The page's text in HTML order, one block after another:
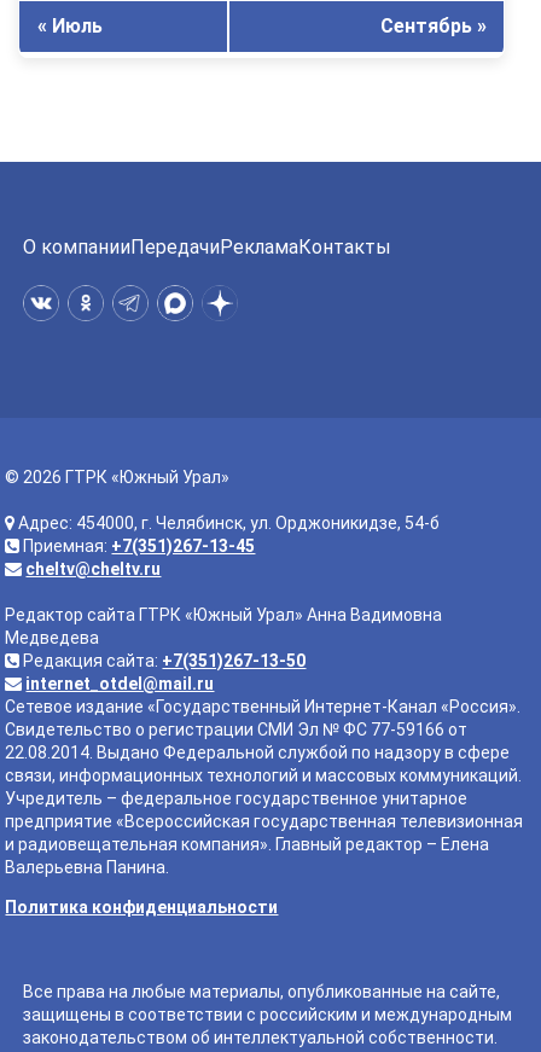
« Июль Сентябрь »
О компанииПередачиРекламаКонтакты
© 2026 ГТРК «Южный Урал»
Адрес: 454000, г. Челябинск, ул. Орджоникидзе, 54-б
Приемная: +7(351)267-13-45
cheltv@cheltv.ru
Редактор сайта ГТРК «Южный Урал» Анна Вадимовна
Медведева
Редакция сайта: +7(351)267-13-50
internet_otdel@mail.ru
Сетевое издание «Государственный Интернет-Канал «Россия».
Свидетельство о регистрации СМИ Эл № ФС 77-59166 от
22.08.2014. Выдано Федеральной службой по надзору в сфере
связи, информационных технологий и массовых коммуникаций.
Учредитель – федеральное государственное унитарное
предприятие «Всероссийская государственная телевизионная
и радиовещательная компания». Главный редактор – Елена
Валерьевна Панина.
Политика конфиденциальности
Все права на любые материалы, опубликованные на сайте,
защищены в соответствии с российским и международным
законодательством об интеллектуальной собственности.